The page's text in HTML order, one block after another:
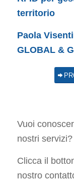
territorio
Paola
GLOBAL &
Vuoi
nostri servizi?
Clicca il
nostro